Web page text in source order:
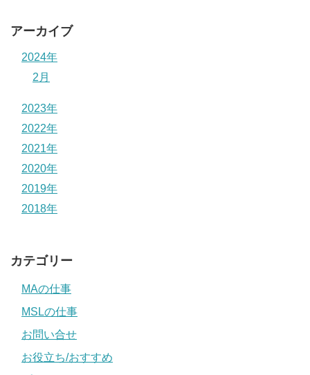
アーカイブ
2024年
2月
2023年
2022年
2021年
2020年
2019年
2018年
カテゴリー
MAの仕事
MSLの仕事
お問い合せ
お役立ち/おすすめ